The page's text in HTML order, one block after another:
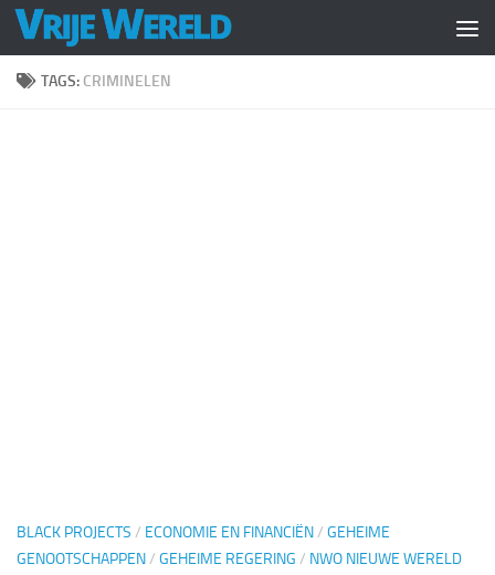
Doorgaan naar inhoud
TAGS: CRIMINELEN
BLACK PROJECTS / ECONOMIE EN FINANCIËN/ GEHEIME
GENOOTSCHAPPEN/ GEHEIME REGERING / NWO NIEUWE WERELD